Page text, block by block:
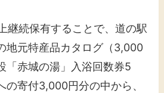
継続保有することで、道の駅
地元特産品カタログ（3,000
「赤城の湯」入浴回数券5
の寄付3,000円分の中から、